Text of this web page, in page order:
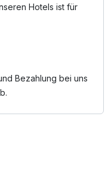
Sie ein und
und
körbe und
Hotels ist für
Bezahlung bei uns